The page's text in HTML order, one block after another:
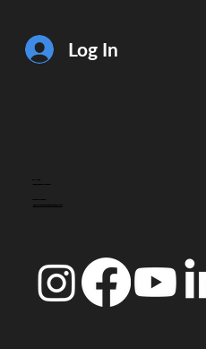
Log In
info@doccoimbra.com
FISCAL ADDRESS: